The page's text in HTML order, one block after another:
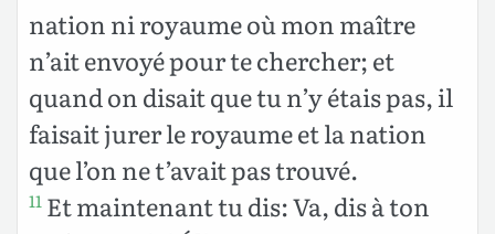
nation ni royaume où mon maître
n’ait envoyé pour te chercher; et
quand on disait que tu n’y étais pas, il
faisait jurer le royaume et la nation
que l’on ne t’avait pas trouvé.
11 Et maintenant tu dis: Va, dis à ton